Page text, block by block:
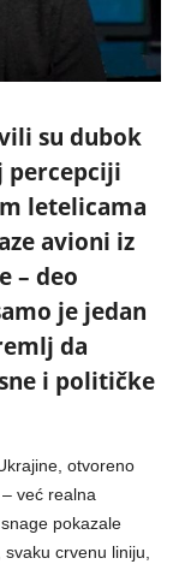
su dubok
percepciji
letelicama
avioni iz
– deo
je jedan
da
i političke
otvoreno
već realna
pokazale
crvenu liniju,